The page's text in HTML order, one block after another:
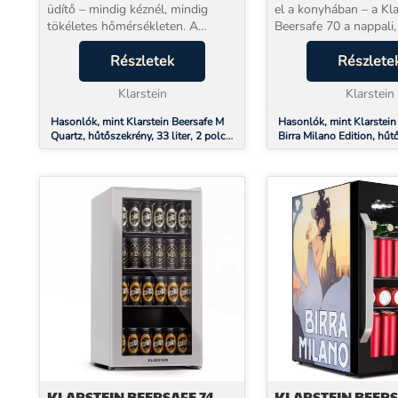
üdítő – mindig kéznél, mindig
tökéletes hőmérsékleten. A
Klarstein Beersafe M kompakt
italhűtő 33 literes belső térrel
gondoskodik arról, hogy kedvenc
italai mindig fogya...
Részletek
Klarstein
Hasonlók, mint Klarstein Beersafe M
Quartz, hűtőszekrény, 33 liter, 2 polc,
panoráma üvegajtó
el a konyhában – a
Beersafe 70 a
a házibar büszkesége
egyszerre. 70 literes
mindössze 39 dB
és egy pano...Klarstein
Hasonlók, mint Klarstein
Birra Milano Edition,
liter, 3 polc, panoráma